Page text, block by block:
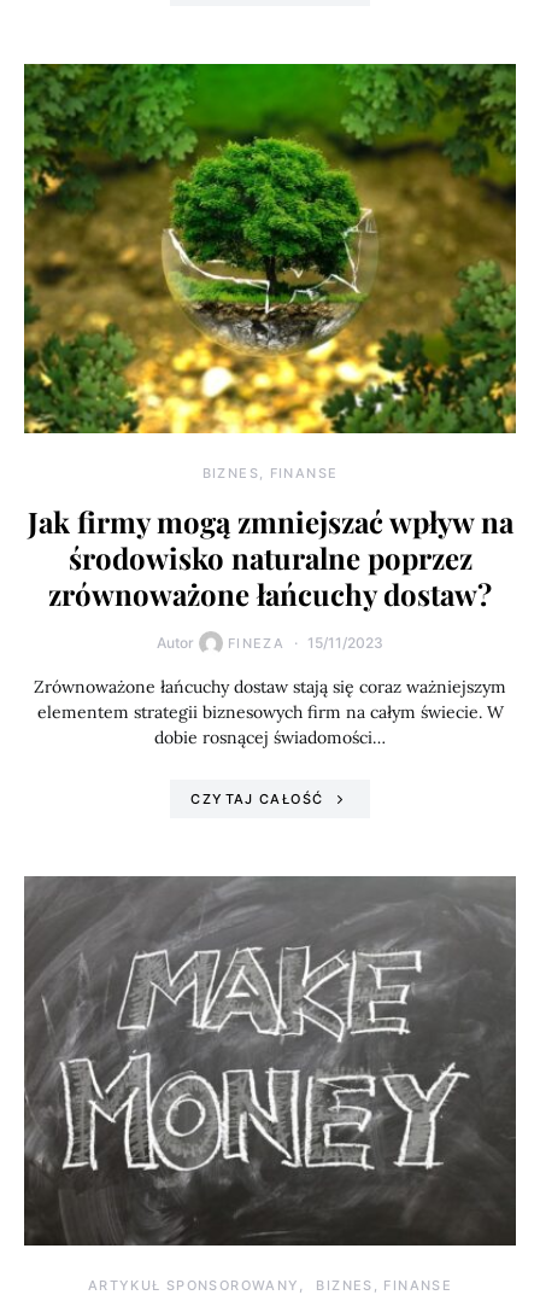
BIZNES, FINANSE
Jak firmy mogą zmniejszać wpływ na
środowisko naturalne poprzez
zrównoważone łańcuchy dostaw?
Autor FINEZA 15/11/2023
Zrównoważone łańcuchy dostaw stają się coraz ważniejszym
elementem strategii biznesowych firm na całym świecie. W
dobie rosnącej świadomości…
CZYTAJ CAŁOŚĆ
ARTYKUŁ SPONSOROWANY BIZNES, FINANSE